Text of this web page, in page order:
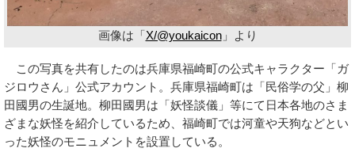
画像は「X/@youkaicon」より
この写真を共有したのは兵庫県福崎町の公式キャラクター「ガ
ジロウさん」公式アカウント。兵庫県福崎町は「民俗学の父」柳
田國男の生誕地。柳田國男は「妖怪談儀」等にて日本各地のさま
ざまな妖怪を紹介しているため、福崎町では河童や天狗などとい
った妖怪のモニュメントを設置している。